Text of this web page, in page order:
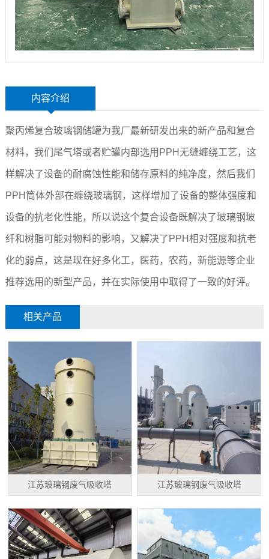
内容介绍
聚丙烯复合玻璃钢储罐为我厂最新研发出来的新产品和复合
材料，我们尾气塔或者贮罐内部选用PPH无缝缠绕工艺，这
样解决了设备的耐腐蚀性能和储存原料的纯净度，然后我们
PPH筒体外部在缠绕玻璃钢，这样增加了设备的整体强度和
设备的抗老化性能，所以说这个复合设备既解决了玻璃钢玻
纤和树脂可能对物料的影响，又解决了PPH相对强度和抗老
化的弱点，这是现在好多化工，医药，农药，新能源等企业
推荐选用的新型产品，并在实际使用中取得了一致的好评。
相关产品
江苏玻璃钢废气吸收塔 江苏玻璃钢废气吸收塔